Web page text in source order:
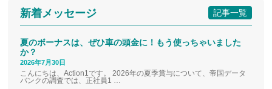
記事一覧
新着メッセージ
夏のボーナスは、ぜひ車の頭金に！もう使っちゃいました
か？
2026年7月30日
こんにちは、Action1です。 2026年の夏季賞与について、帝国データ
バンクの調査では、正社員1 …